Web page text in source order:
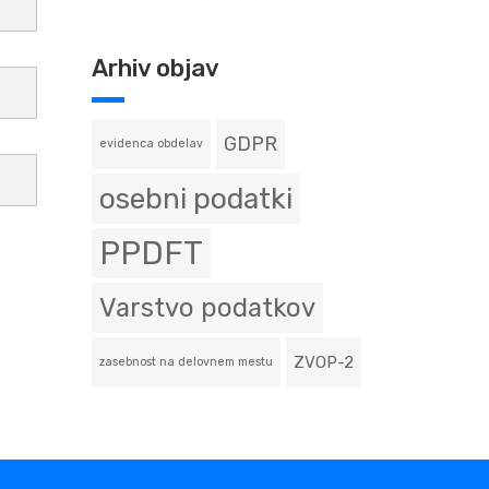
Arhiv objav
evidenca obdelav GDPR
osebni podatki
PPDFT
Varstvo podatkov
zasebnost na delovnem mestu ZVOP-2